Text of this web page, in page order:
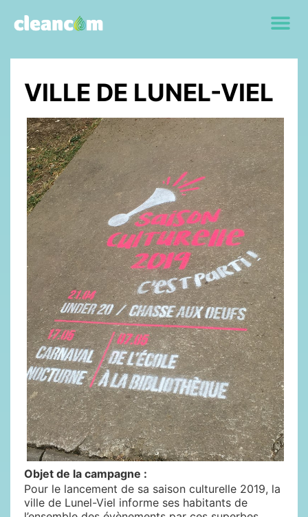
VILLE DE LUNEL-VIEL
Objet de la campagne :
Pour le lancement de sa saison culturelle 2019, la
ville de Lunel-Viel informe ses habitants de